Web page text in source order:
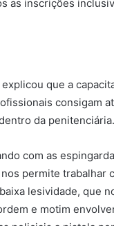
as inscrições
que a
consigam
da penitenciária.
com as
permite trabalhar
lesividade, que
e motim